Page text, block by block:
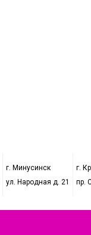
г. Минусинск
ул. Народная д. 21
г.
пр.